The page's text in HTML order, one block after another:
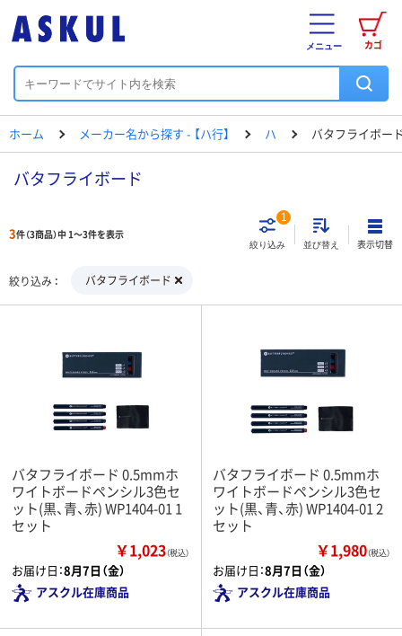
カゴ
メニュー
ホーム メーカー名から探す - 【ハ行】 ハ バタフライボー
バタフライボード
3件（3商品）中 1～3件を表示
絞り込み
1
並び替え 表示切替
絞り込み バタフライボード
バタフライボード 0.5mmホ
ワイトボードペンシル3色セ
ット(黒、青、赤) WP1404-01 1
セット
￥1,023（税込）
お届け日：8月7日（金）
アスクル在庫商品
バタフライボード 0.5mmホ
ワイトボードペンシル3色セ
ット(黒、青、赤) WP1404-01 2
セット
￥1,980（税込）
お届け日：8月7日（金）
アスクル在庫商品